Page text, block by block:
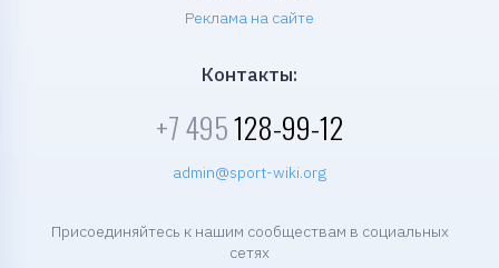
Реклама на сайте
Контакты:
+7 495128-99-12
admin@sport-wiki.org
Присоединяйтесь к нашим сообществам в социальных
сетях